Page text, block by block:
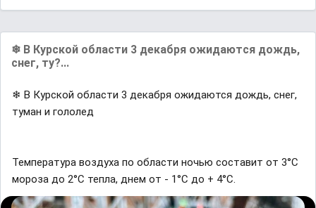
❄ В Курской области 3 декабря ожидаются дождь,
снег, ту?...
❄ В Курской области 3 декабря ожидаются дождь, снег,
туман и гололед
Температура воздуха по области ночью составит от 3°С
мороза до 2°С тепла, днем от - 1°С до + 4°С.